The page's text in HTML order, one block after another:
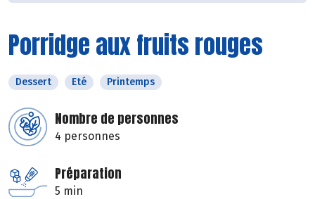
Porridge aux fruits rouges
Dessert Eté Printemps
Nombre de personnes
4 personnes
Préparation
5 min